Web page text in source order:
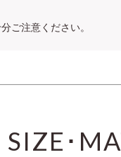
ご注意ください。
SIZE･